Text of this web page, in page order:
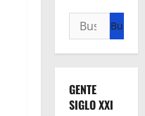
Buscar:
GENTE
SIGLO XXI